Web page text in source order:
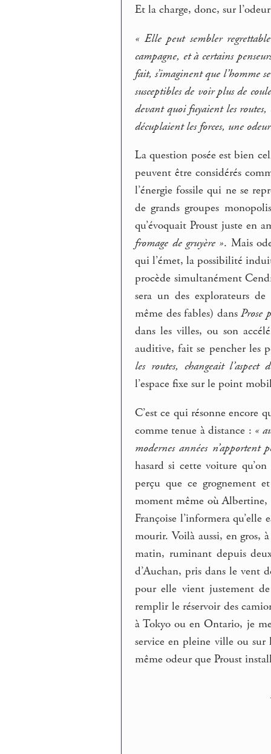
Et la charge, donc, sur
« Elle peut sembler
campagne, et à certains
fait, s’imaginent que l’homme
susceptibles de voir plus de
devant quoi fuyaient les routes,
décuplaient les forces, une
La question posée est bien
peuvent être considérés
l’énergie fossile qui ne se
de grands groupes
qu’évoquait Proust juste en
fromage de gruyère ». Mais
qui l’émet, la possibilité
procède simultanément
sera un des explorateurs
même des fables) dansProse
dans les villes, ou son
auditive, fait se pencher les
les routes, changeait
l’espace fixe sur le point
C’est ce qui résonne encore
comme tenue à distance : «
modernes années
hasard si cette voiture
perçu que ce grognement
moment même où
Françoise l’informera
mourir. Voilà aussi, en gros,
matin, ruminant depuis
d’Auchan, pris dans le vent
pour elle vient justement
remplir le réservoir des
à Tokyo ou en Ontario, je
service en pleine ville ou
même odeur que Proust